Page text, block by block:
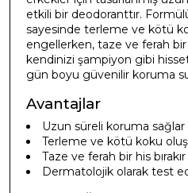
etkili bir deodoranttır.
sayesinde terleme ve kötü
engellerken, taze ve ferah bir
kendinizi şampiyon gibi
gün boyu güvenilir koruma
Avantajlar
Uzun süreli koruma sağlar
Terleme ve kötü koku
Taze ve ferah bir his bırakır
Dermatolojik olarak test